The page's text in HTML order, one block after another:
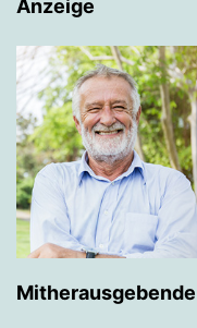
Anzeige
Mitherausgebende